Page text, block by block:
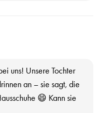
uns! Unsere Tochter
an – sie sagt, die
😄 Kann sie